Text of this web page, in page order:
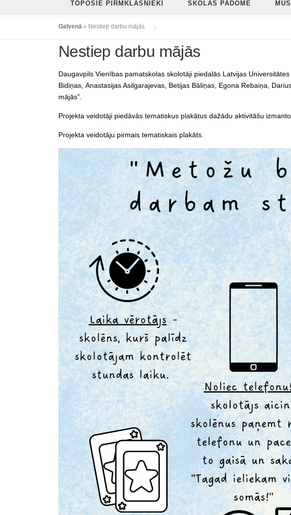
TOPOŠIE PIRMKLASNIEKI SKOLAS PADOME
Galvenā » Nestiep darbu mājās
Nestiep darbu mājās
Daugavpils Vienības pamatskolas skolotāji piedalās Latvijas
Bidiņas, Anastasijas Asilgarajevas, Betijas Bāliņas, Egona Rebaiņa,
mājās”.
Projekta veidotāji piedāvās tematiskus plakātus dažādu aktivitāšu
Projekta veidotāju pirmais tematiskais plakāts.